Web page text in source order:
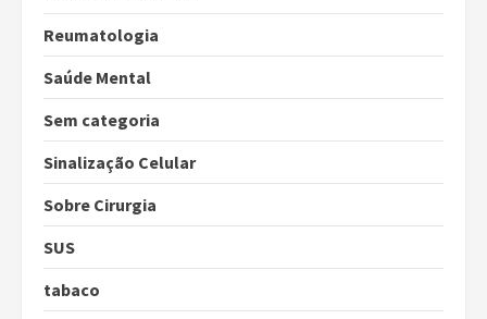
Reumatologia
Saúde Mental
Sem categoria
Sinalização Celular
Sobre Cirurgia
SUS
tabaco